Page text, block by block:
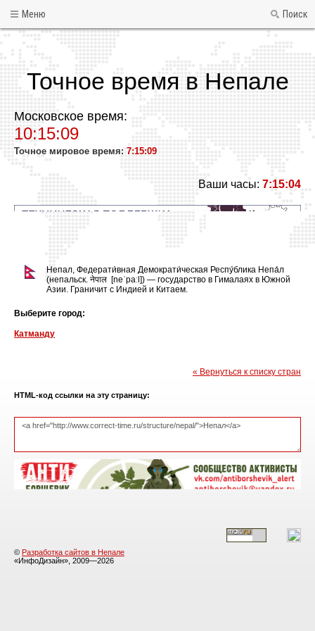
Меню Поиск
Точное время в Непале
Московское время:
10:15:09
Точное мировое время: 7:15:09
Ваши часы: 7:15:04
Непал, Федерати́вная Демократи́ческая Респу́блика Непа́л
(непальск. नेपाल [neˈpaːl]) — государство в Гималаях в Южной
Азии. Граничит с Индией и Китаем.
Выберите город:
Катманду
« Вернуться к списку стран
HTML-код ссылки на эту страницу:
© Разработка сайтов в Непале
«ИнфоДизайн», 2009—2026